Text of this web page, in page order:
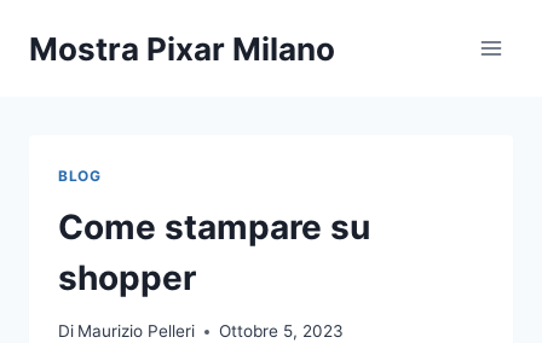
Mostra Pixar Milano
BLOG
Come stampare su
shopper
Di Maurizio Pelleri Ottobre 5, 2023